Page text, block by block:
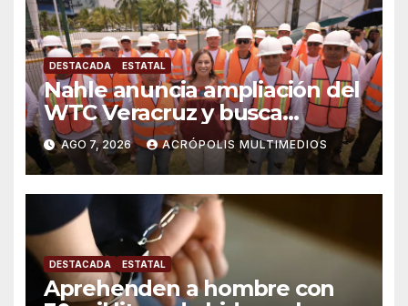
DESTACADA ESTATAL
Nahle anuncia ampliación del
WTC Veracruz y busca
solución para ingenio en crisis
AGO 7, 2026 ACRÓPOLIS MULTIMEDIOS
DESTACADA ESTATAL
Aprehenden a hombre con